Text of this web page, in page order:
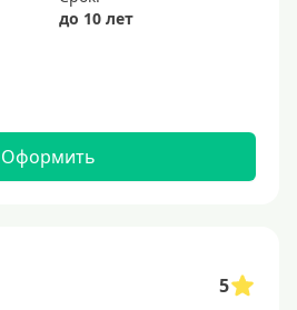
до 10 лет
Оформить
5